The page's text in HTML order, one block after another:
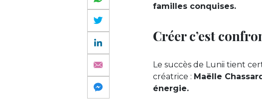
familles conquises.
Créer c’est
Le succès de Lunii tient
créatrice : Maëlle
énergie.